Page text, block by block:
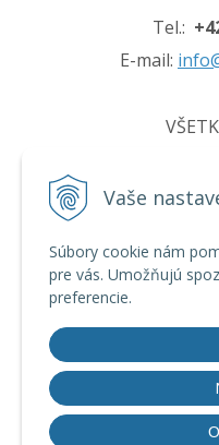
Vaše
Súbory cookie nám
pre vás. Umožňujú
preferencie.
Tel.:
E-mail:
Ochrana
© 2026 preobkladacov.sk •